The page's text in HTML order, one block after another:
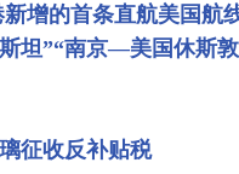
增的首条直航美国
坦”“南京—美国休斯
征收反补贴税